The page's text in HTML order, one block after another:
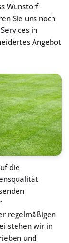
Wunstorf
Sie uns noch
in
Angebot
die
regelmäßigen
stehen wir in
und